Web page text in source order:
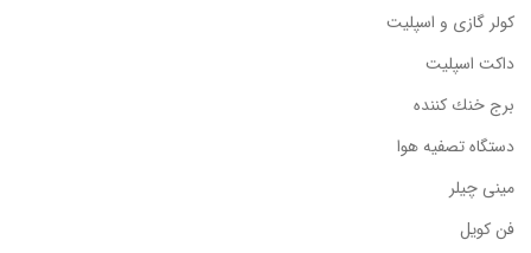
كولر گازی و اسپليت
داكت اسپليت
برج خنك كننده
دستگاه تصفيه هوا
مینی چیلر
فن کویل